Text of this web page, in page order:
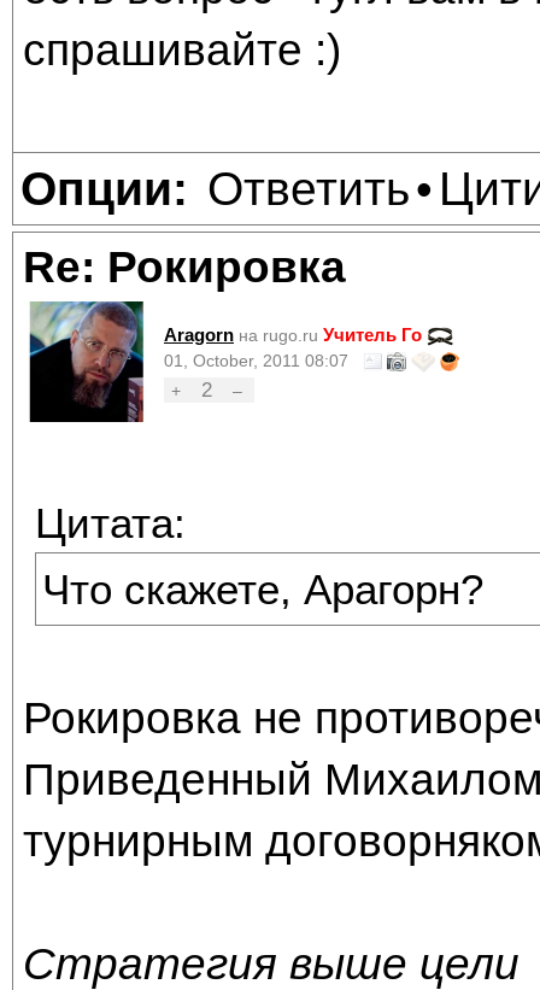
спрашивайте :)
Опции: Ответить•
Re: Рокировка
Aragorn на rugo.ru Учитель Го
01, October, 2011 08:07
+
2 –
Цитата:
Что скажете, Арагорн?
Рокировка не
Приведенный
турнирным
Стратегия выше цели